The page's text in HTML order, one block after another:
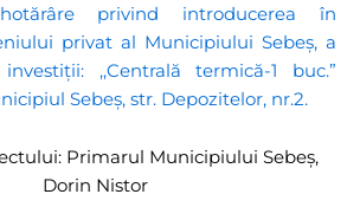
privind introducerea în
privat al Municipiului Sebeș, a
,,Centrală termică-1 buc.”
Sebeș, str. Depozitelor, nr.2.
Primarul Municipiului Sebeș,
Dorin Nistor